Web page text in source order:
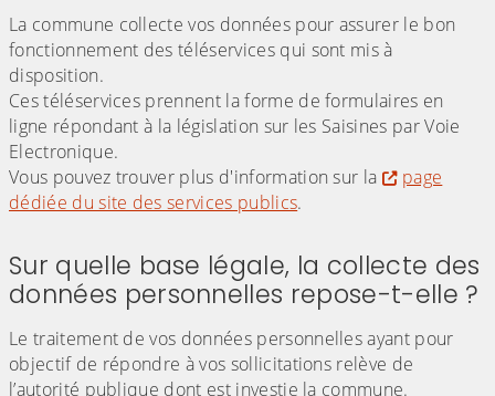
La commune collecte vos données pour assurer le bon
fonctionnement des téléservices qui sont mis à
disposition.
Ces téléservices prennent la forme de formulaires en
ligne répondant à la législation sur les Saisines par Voie
Electronique.
Vous pouvez trouver plus d'information sur la
page
dédiée du site des services publics.
Sur quelle base légale, la collecte des
données personnelles repose-t-elle ?
Le traitement de vos données personnelles ayant pour
objectif de répondre à vos sollicitations relève de
l’autorité publique dont est investie la commune.